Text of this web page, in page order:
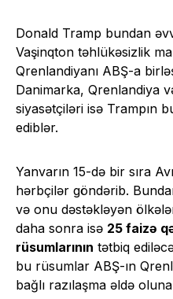
Donald Tramp bundan
Vaşinqton təhlükəsizlik
Qrenlandiyanı ABŞ-a
Danimarka, Qrenlandiya
siyasətçiləri isə Trampın
ediblər.
Yanvarın 15-də bir sıra
hərbçilər göndərib.
və onu dəstəkləyən
daha sonra isə 25 faizə
rüsumlarının tətbiq
bu rüsumlar ABŞ-ın
bağlı razılaşma əldə